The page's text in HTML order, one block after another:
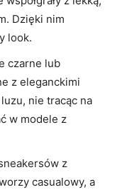
Dzięki nim
look.
czarne lub
z eleganckimi
nie tracąc na
w modele z
z
casualowy, a